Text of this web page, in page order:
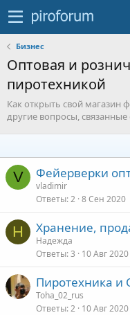
Бизнес
Оптовая и
пиротехникой
Как открыть свой магазин
другие вопросы, связанные
V Фейерверки
vladimir
Ответы 2 8 Сен 2020
Н Хранение,
Надежда
Ответы 3 10 Авг 2020
Пиротехника и
Toha_02_rus
Ответы 2 10 Авг 2020